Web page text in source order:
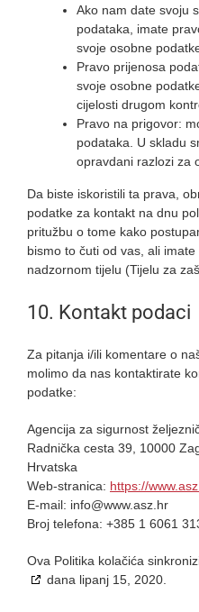
Ako nam date svoju
podataka, imate
svoje osobne
Pravo prijenosa
svoje osobne
cijelosti drugom
Pravo na prigovor:
podataka. U skladu
opravdani razlozi za
Da biste iskoristili ta prava,
podatke za kontakt na dnu
pritužbu o tome kako
bismo to čuti od vas, ali
nadzornom tijelu (Tijelu za
10. Kontakt podaci
Za pitanja i/ili komentare o
molimo da nas kontaktirate
podatke:
Agencija za sigurnost
Radnička cesta 39, 10000
Hrvatska
Web-stranica: https://
E-mail: info@www.asz.hr
Broj telefona: +385 1 6061
Ova Politika kolačića
dana lipanj 15, 2020.